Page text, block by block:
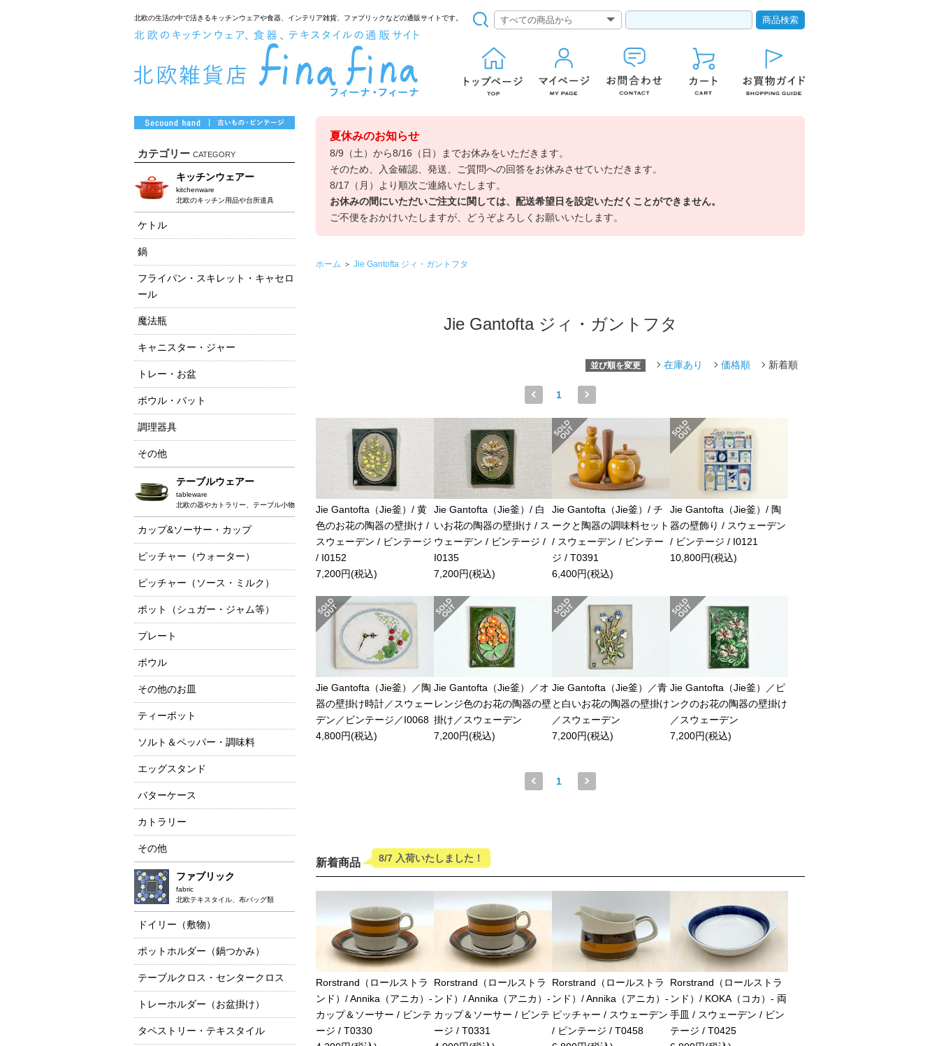
北欧の生活の中で活きるキッチンウェアや食器、インテリア雑貨、ファブリックなどの通販サイトです。
夏休みのお知らせ
8/9（土）から8/16（日）までお休みをいただきます。
そのため、入金確認、発送、ご質問への回答をお休みさせていただきます。
8/17（月）より順次ご連絡いたします。
お休みの間にいただいご注文に関しては、配送希望日を設定いただくことができません。
ご不便をおかけいたしますが、どうぞよろしくお願いいたします。
ホーム ＞ Jie Gantofta ジィ・ガントフタ
Jie Gantofta ジィ・ガントフタ
並び順を変更 在庫あり 価格順 新着順
1
Jie Gantofta（Jie釜）/ 黄
色のお花の陶器の壁掛け /
スウェーデン / ビンテージ
/ I0152
7,200円(税込)
Jie Gantofta（Jie釜）/ 白
いお花の陶器の壁掛け / ス
ウェーデン / ビンテージ /
I0135
7,200円(税込)
Jie Gantofta（Jie釜）/ チ
ークと陶器の調味料セット
/ スウェーデン / ビンテー
ジ / T0391
6,400円(税込)
Jie Gantofta（Jie釜）/ 陶
器の壁飾り / スウェーデン
/ ビンテージ / I0121
10,800円(税込)
Jie Gantofta（Jie釜）／陶
器の壁掛け時計／スウェー
デン／ビンテージ／I0068
4,800円(税込)
Jie Gantofta（Jie釜）／オ
レンジ色のお花の陶器の壁
掛け／スウェーデン
7,200円(税込)
Jie Gantofta（Jie釜）／青
と白いお花の陶器の壁掛け
／スウェーデン
7,200円(税込)
Jie Gantofta（Jie釜）／ピ
ンクのお花の陶器の壁掛け
／スウェーデン
7,200円(税込)
1
新着商品 8/7 入荷いたしました！
Rorstrand（ロールストラ
ンド）/ Annika（アニカ）-
カップ＆ソーサー / ビンテ
ージ / T0330
Rorstrand（ロールストラ
ンド）/ Annika（アニカ）-
カップ＆ソーサー / ビンテ
ージ / T0331
Rorstrand（ロールストラ
ンド）/ Annika（アニカ）-
ピッチャー / スウェーデン
/ ビンテージ / T0458
Rorstrand（ロールストラ
ンド）/ KOKA（コカ）- 両
手皿 / スウェーデン / ビン
テージ / T0425
カテゴリー CATEGORY
キッチンウェアー
kitchenware
北欧のキッチン用品や台所道具
ケトル
鍋
フライパン・スキレット・キャセロ
ール
魔法瓶
キャニスター・ジャー
トレー・お盆
ボウル・バット
調理器具
その他
テーブルウェアー
tableware
北欧の器やカトラリー、テーブル小物
カップ&ソーサー・カップ
ピッチャー（ウォーター）
ピッチャー（ソース・ミルク）
ポット（シュガー・ジャム等）
プレート
ボウル
その他のお皿
ティーポット
ソルト＆ペッパー・調味料
エッグスタンド
バターケース
カトラリー
その他
ファブリック
fabric
北欧テキスタイル、布バッグ類
ドイリー（敷物）
ポットホルダー（鍋つかみ）
テーブルクロス・センタークロス
トレーホルダー（お盆掛け）
タペストリー・テキスタイル